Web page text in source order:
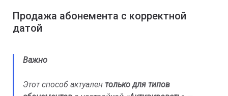
Продажа абонемента с корректной
датой
Важно
Этот способ актуален только для типов